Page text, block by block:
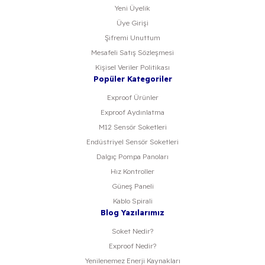
Yeni Üyelik
Üye Girişi
Şifremi Unuttum
Mesafeli Satış Sözleşmesi
Kişisel Veriler Politikası
Popüler Kategoriler
Exproof Ürünler
Exproof Aydınlatma
M12 Sensör Soketleri
Endüstriyel Sensör Soketleri
Dalgıç Pompa Panoları
Hız Kontroller
Güneş Paneli
Kablo Spirali
Blog Yazılarımız
Soket Nedir?
Exproof Nedir?
Yenilenemez Enerji Kaynakları